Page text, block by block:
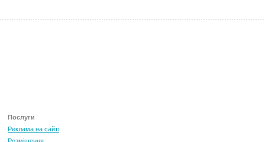
Послуги
Реклама на сайті